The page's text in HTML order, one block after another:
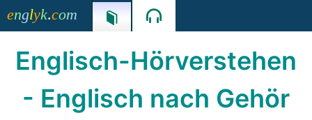
englyk.com  
Englisch-Hörverstehen
- Englisch nach Gehör